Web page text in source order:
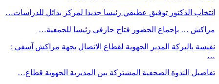
انتخاب الدكتور توفيق عطيفي رئيسا جديدا لمركز بدائل للدراسات…
مراكش … بإجماع الحضور فتاح حارفي رئيسا للجمعية…
نفيسة بالبركة المدير الجهوية لقطاع الاتصال بجهة مراكش آسفي :
…
تفاصيل الندوة الصحفية المشتركة بين المديرية الجهوية قطاع…